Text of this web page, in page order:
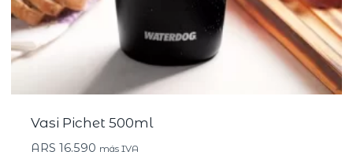
Vasi Pichet 500ml
ARS 16.590 más IVA